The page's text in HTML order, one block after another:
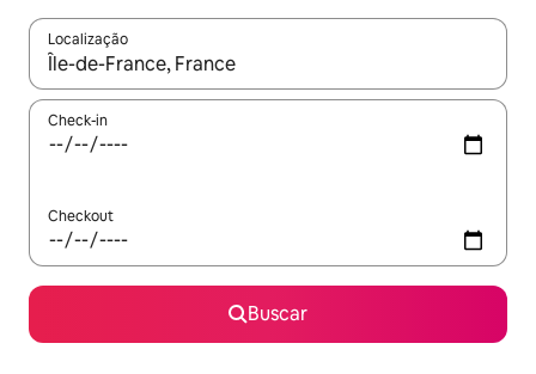
Localização
Quando os resultados estiverem disponíveis, explore-os
Check-in
Checkout
Buscar